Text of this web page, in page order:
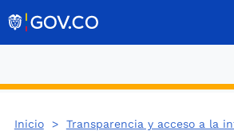
Inicio> Transparencia y acceso a la